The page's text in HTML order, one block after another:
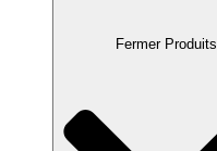
Fermer Produits